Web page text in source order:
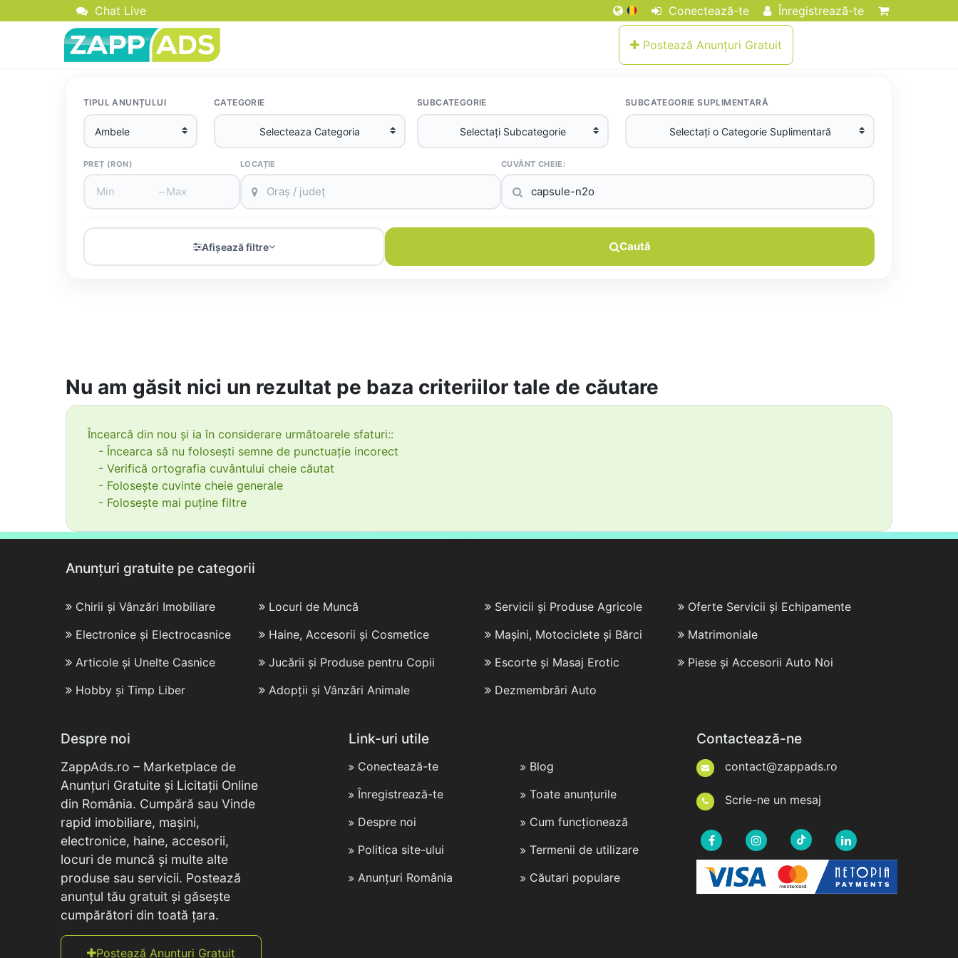
Chat Live Conectează-te Înregistrează-te
Postează Anunțuri Gratuit
TIPUL ANUNȚULUI CATEGORIE SUBCATEGORIE SUBCATEGORIE SUPLIMENTARĂ
PREȚ (RON)
–
LOCAȚIE CUVÂNT CHEIE:
Afișează filtre Caută
Nu am găsit nici un rezultat pe baza criteriilor tale de căutare
Încearcă din nou și ia în considerare următoarele sfaturi::
- Încearca să nu folosești semne de punctuație incorect
- Verifică ortografia cuvântului cheie căutat
- Folosește cuvinte cheie generale
- Folosește mai puține filtre
Anunțuri gratuite pe categorii
Chirii și Vânzări Imobiliare
Locuri de Muncă
Electronice și Electrocasnice
Haine, Accesorii și Cosmetice
Articole și Unelte Casnice
Jucării și Produse pentru Copii
Hobby și Timp Liber
Adopții și Vânzări Animale
Servicii și Produse Agricole
Oferte Servicii și Echipamente
Mașini, Motociclete și Bărci
Matrimoniale
Escorte și Masaj Erotic
Piese și Accesorii Auto Noi
Dezmembrări Auto
Despre noi
ZappAds.ro – Marketplace de
Anunțuri Gratuite și Licitații Online
din România. Cumpără sau Vinde
rapid imobiliare, mașini,
electronice, haine, accesorii,
locuri de muncă și multe alte
produse sau servicii. Postează
anunțul tău gratuit și găsește
cumpărători din toată țara.
Postează Anunțuri Gratuit
Link-uri utile
Conectează-te
Înregistrează-te
Despre noi
Politica site-ului
Anunțuri România
Blog
Toate anunțurile
Cum funcționează
Termenii de utilizare
Căutari populare
Contactează-ne
contact@zappads.ro
Scrie-ne un mesaj